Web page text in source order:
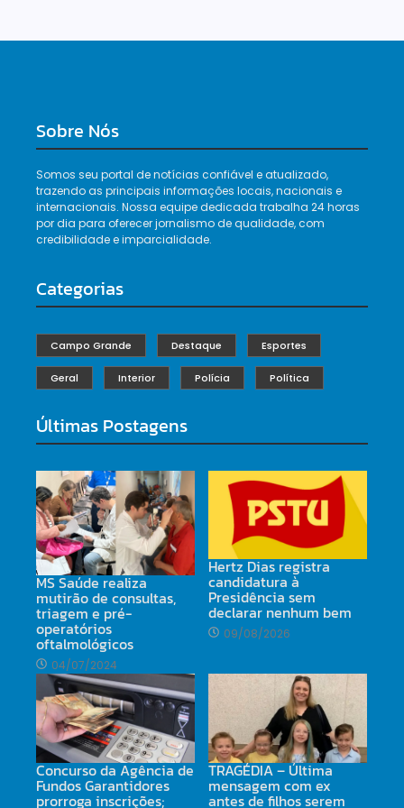
Sobre Nós
Somos seu portal de notícias confiável e atualizado,
trazendo as principais informações locais, nacionais e
internacionais. Nossa equipe dedicada trabalha 24 horas
por dia para oferecer jornalismo de qualidade, com
credibilidade e imparcialidade.
Categorias
Campo Grande Destaque Esportes
Geral Interior Polícia Política
Últimas Postagens
MS Saúde realiza
mutirão de consultas,
triagem e pré-
operatórios
oftalmológicos
04/07/2024
Hertz Dias registra
candidatura à
Presidência sem
declarar nenhum bem
09/08/2026
Concurso da Agência de
Fundos Garantidores
prorroga inscrições;
TRAGÉDIA – Última
mensagem com ex
antes de filhos serem